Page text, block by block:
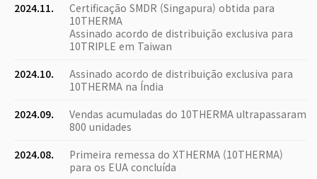
2024.11.
Certificação SMDR (Singapura) obtida para
10THERMA
Assinado acordo de distribuição exclusiva para
10TRIPLE em Taiwan
2024.10.
Assinado acordo de distribuição exclusiva para
10THERMA na Índia
2024.09.
Vendas acumuladas do 10THERMA ultrapassaram
800 unidades
2024.08.
Primeira remessa do XTHERMA (10THERMA)
para os EUA concluída